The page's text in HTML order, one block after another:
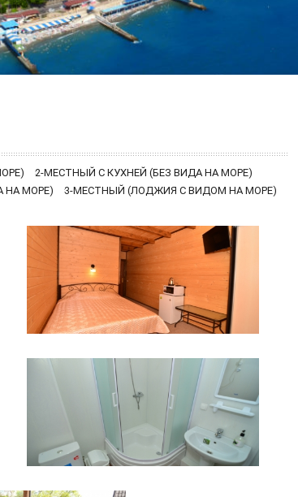
2-МЕСТНЫЙ С КУХНЕЙ (БЕЗ ВИДА НА МОРЕ)
НА МОРЕ)
3-МЕСТНЫЙ (ЛОДЖИЯ С ВИДОМ НА МОРЕ)